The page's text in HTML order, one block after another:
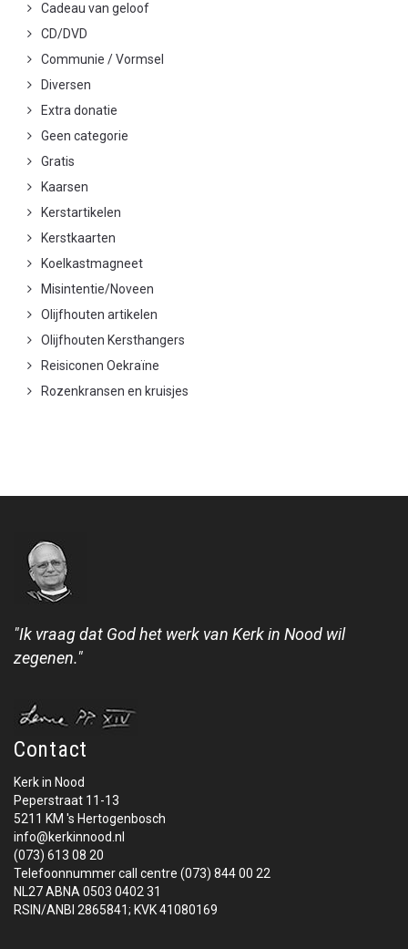
Cadeau van geloof
CD/DVD
Communie / Vormsel
Diversen
Extra donatie
Geen categorie
Gratis
Kaarsen
Kerstartikelen
Kerstkaarten
Koelkastmagneet
Misintentie/Noveen
Olijfhouten artikelen
Olijfhouten Kersthangers
Reisiconen Oekraïne
Rozenkransen en kruisjes
"Ik vraag dat God het werk van Kerk in Nood wil
zegenen."
Contact
Kerk in Nood
Peperstraat 11-13
5211 KM 's Hertogenbosch
info@kerkinnood.nl
(073) 613 08 20
Telefoonnummer call centre (073) 844 00 22
NL27 ABNA 0503 0402 31
RSIN/ANBI 2865841; KVK 41080169